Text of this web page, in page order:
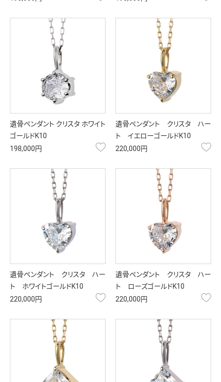
遺骨ペンダント クリスタ ホワイト
ゴールドK10
198,000円
お気に入り
遺骨ペンダント クリスタ ハー
ト イエローゴールドK10
220,000円
遺骨ペンダント クリスタ ハー
ト ホワイトゴールドK10
220,000円
お気に入り
遺骨ペンダント クリスタ ハー
ト ローズゴールドK10
220,000円